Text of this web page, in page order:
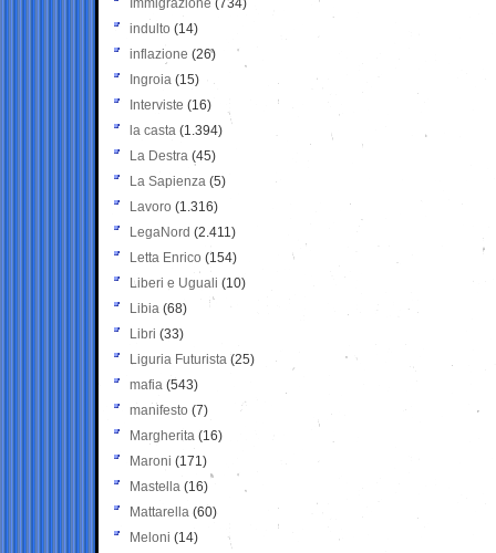
Immigrazione (734)
indulto (14)
inflazione (26)
Ingroia (15)
Interviste (16)
la casta (1.394)
La Destra (45)
La Sapienza (5)
Lavoro (1.316)
LegaNord (2.411)
Letta Enrico (154)
Liberi e Uguali (10)
Libia (68)
Libri (33)
Liguria Futurista (25)
mafia (543)
manifesto (7)
Margherita (16)
Maroni (171)
Mastella (16)
Mattarella (60)
Meloni (14)